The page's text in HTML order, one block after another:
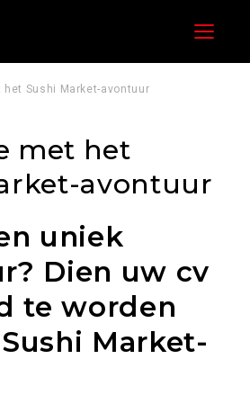
Menu
het Sushi Market-avontuur
met het
avontuur
uniek
Dien uw cv
te worden
Market-